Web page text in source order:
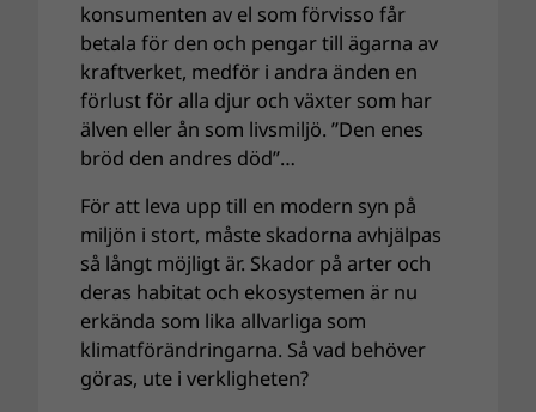
konsumenten av el som förvisso får
betala för den och pengar till ägarna av
kraftverket, medför i andra änden en
förlust för alla djur och växter som har
älven eller ån som livsmiljö. ”Den enes
bröd den andres död”…
För att leva upp till en modern syn på
miljön i stort, måste skadorna avhjälpas
så långt möjligt är. Skador på arter och
deras habitat och ekosystemen är nu
erkända som lika allvarliga som
klimatförändringarna. Så vad behöver
göras, ute i verkligheten?